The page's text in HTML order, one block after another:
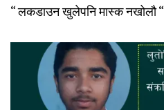
“ लकडाउन खुलेपनि मास्क नखोलौ “